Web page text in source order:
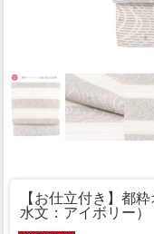
【お仕立付き】都
水文：アイボリー）